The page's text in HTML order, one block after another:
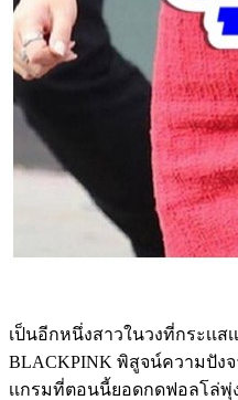
เป็นอีกหนึ่งสาวในวงที่กระเเส
BLACKPINK พิสูจน์ความปัง
เเกรมที่ตอนนี้ยอดกดฟอลโล่พุ่